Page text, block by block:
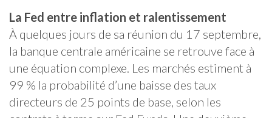
La Fed entre inflation et ralentissement
À quelques jours de sa réunion du 17 septembre,
la banque centrale américaine se retrouve face à
une équation complexe. Les marchés estiment à
99 % la probabilité d’une baisse des taux
directeurs de 25 points de base, selon les